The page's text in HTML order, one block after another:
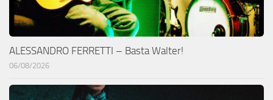
ALESSANDRO FERRETTI – Basta Walter!
06/08/2026